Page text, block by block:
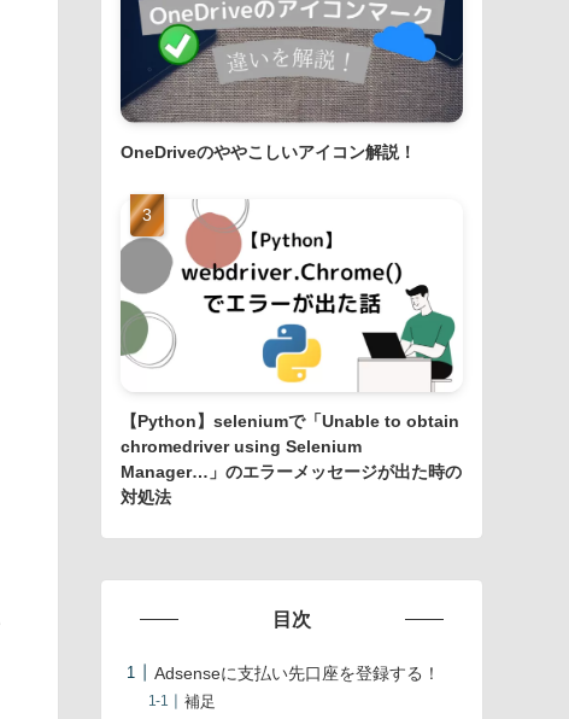
OneDriveのややこしいアイコン解説！
【Python】seleniumで「Unable to obtain
chromedriver using Selenium
Manager…」のエラーメッセージが出た時の
対処法
目次
Adsenseに支払い先口座を登録する！
補足